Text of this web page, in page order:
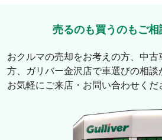
売るのも買うのもご
おクルマの売却をお考えの方、中
方、
ガリバー金沢店で車選びの相談
お気軽にご来店・お問い合わせくだ